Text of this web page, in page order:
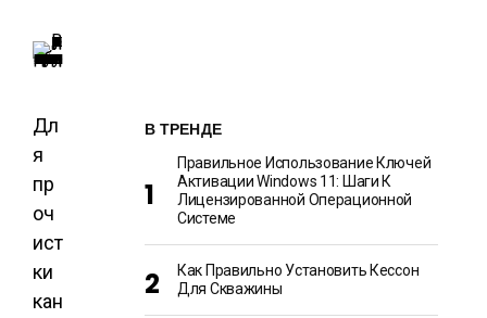
Дл
я
пр
оч
ист
ки
кан
В ТРЕНДЕ
Правильное Использование Ключей
Активации Windows 11: Шаги К
Лицензированной Операционной
Системе
Как Правильно Установить Кессон
Для Скважины